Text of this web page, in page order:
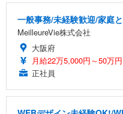
一般事務/未経験歓迎/家庭
MeilleureVie株式会社
大阪府
月給22万5,000円～50万円
正社員